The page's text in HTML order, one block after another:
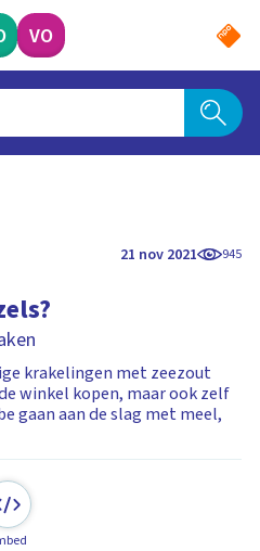
VO
21 nov 2021 945
krakelingen met zeezout
winkel kopen, maar ook zelf
gaan aan de slag met meel,